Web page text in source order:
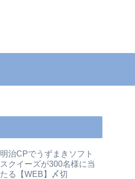
明治CPでうずまきソフト
スクイーズが300名様に当
たる【WEB】〆切